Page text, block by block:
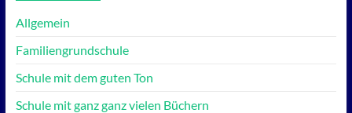
Allgemein
Familiengrundschule
Schule mit dem guten Ton
Schule mit ganz ganz vielen Büchern